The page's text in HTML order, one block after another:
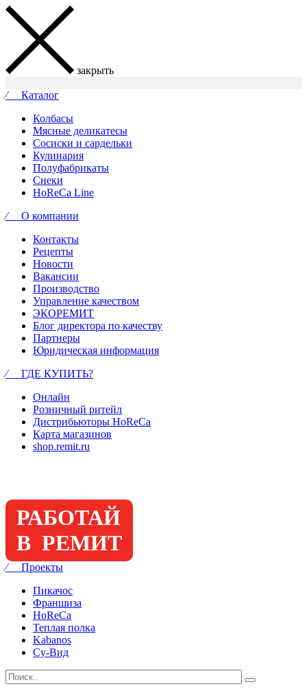
закрыть
⁄ Каталог
Колбасы
Мясные деликатесы
Сосиски и сардельки
Кулинария
Полуфабрикаты
Снеки
HoReCa Line
⁄ О компании
Контакты
Рецепты
Новости
Вакансии
Производство
Управление качеством
ЭКОРЕМИТ
Блог директора по качеству
Партнеры
Юридическая информация
⁄ ГДЕ КУПИТЬ?
Онлайн
Розничный ритейл
Дистрибьюторы HoReCa
Карта магазинов
shop.remit.ru
РАБОТАЙ
В РЕМИТ
⁄ Проекты
Пикачос
Франшиза
HoReCa
Теплая полка
Kabanos
Су-Вид